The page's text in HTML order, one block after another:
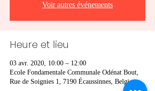
Voir autres événements
Heure et lieu
03 avr. 2020, 10:00 – 12:00
Ecole Fondamentale Communale Odénat Bout,
Rue de Soignies 1, 7190 Écaussinnes, Belgique